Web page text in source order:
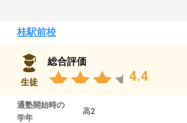
桂駅前校
生徒
総合評価
4.4
通塾開始時の
学年
高2